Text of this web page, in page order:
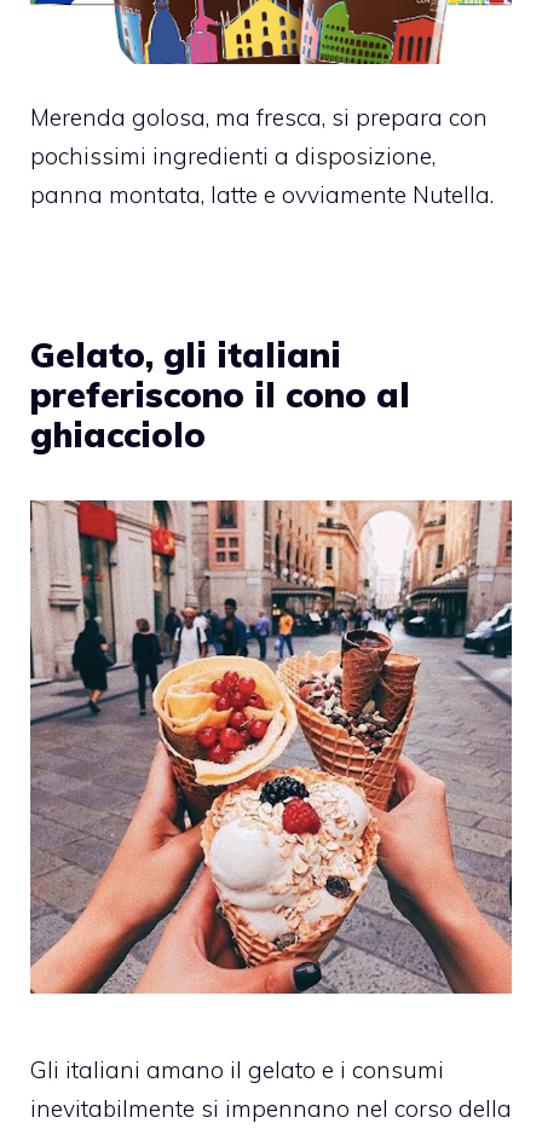
Merenda golosa, ma fresca, si prepara con
pochissimi ingredienti a disposizione,
panna montata, latte e ovviamente Nutella.
Gelato, gli italiani
preferiscono il cono al
ghiacciolo
Gli italiani amano il gelato e i consumi
inevitabilmente si impennano nel corso della